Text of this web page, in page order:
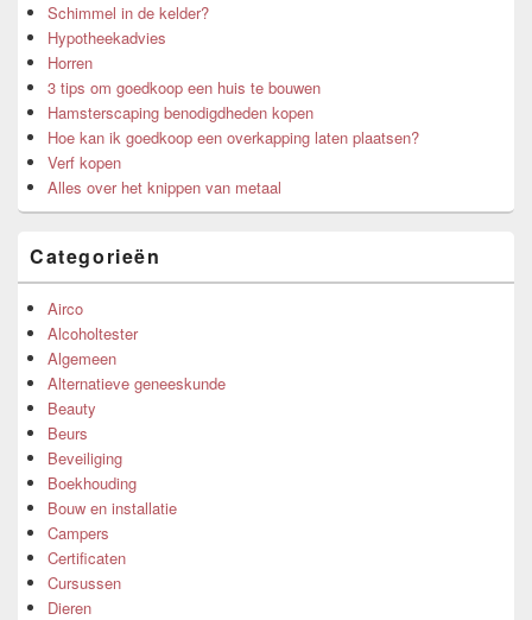
Schimmel in de kelder?
Hypotheekadvies
Horren
3 tips om goedkoop een huis te bouwen
Hamsterscaping benodigdheden kopen
Hoe kan ik goedkoop een overkapping laten plaatsen?
Verf kopen
Alles over het knippen van metaal
Categorieën
Airco
Alcoholtester
Algemeen
Alternatieve geneeskunde
Beauty
Beurs
Beveiliging
Boekhouding
Bouw en installatie
Campers
Certificaten
Cursussen
Dieren